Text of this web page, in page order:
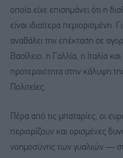
οποία είχε επισημάνει ότι η
είναι ιδιαίτερα περιορισμένη.
αναβάλει την επέκταση σε
Βασίλειο, η Γαλλία, η Ιταλία
προτεραιότητα στην κάλυψη
Πολιτείες.
Πέρα από τις μπαταρίες, οι
περιορίζουν και ορισμένες
νοημοσύνης των γυαλιών —